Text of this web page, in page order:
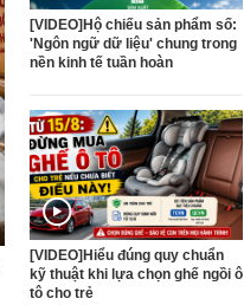
[VIDEO]Hộ chiếu sản phẩm số:
'Ngôn ngữ dữ liệu' chung trong
nền kinh tế tuần hoàn
[VIDEO]Hiểu đúng quy chuẩn
kỹ thuật khi lựa chọn ghế ngồi ô
tô cho trẻ